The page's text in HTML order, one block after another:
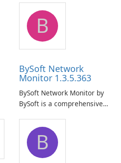
application that allows users
to easily browse and manage
shared folders on their
network.
B
BySoft Network
Monitor 1.3.5.363
BySoft Network Monitor by
BySoft is a comprehensive
designed to help businesses
effectively manage their
network infrastructure.
B